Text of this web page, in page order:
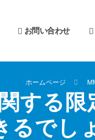
お問い合わせ
ホームページ
する
るでし